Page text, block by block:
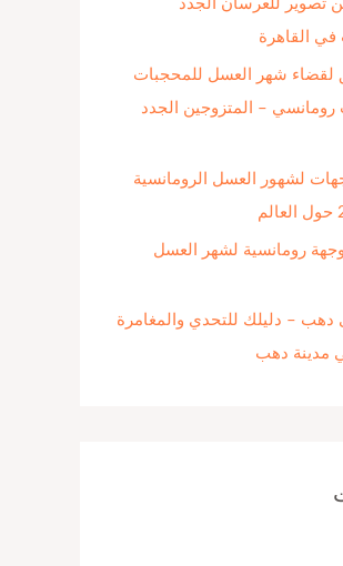
تصوير للعرسان الجدد
في القاهرة
لقضاء شهر العسل للمحجبات
رومانسي – المتزوجين الجدد
لشهور العسل الرومانسية
أجمل 15 وجهة رومانسية لشهر العسل
دهب – دليلك للتحدي والمغامرة
مدينة دهب